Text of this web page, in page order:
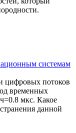
системам
цифровых потоков
временных
мкс. Какое
данной